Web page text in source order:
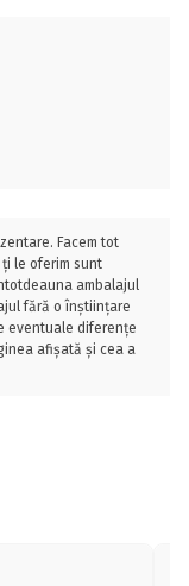
Facem tot
le oferim sunt
ambalajul
fără o înștiințare
eventuale diferențe
afișată și cea a